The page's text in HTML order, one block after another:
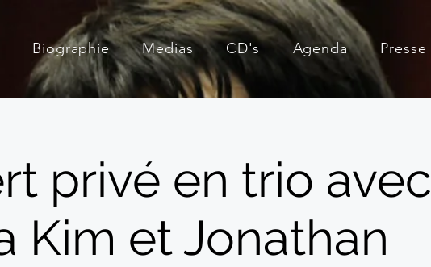
Biographie Medias CD's Agenda Presse
privé en trio avec
Kim et Jonathan